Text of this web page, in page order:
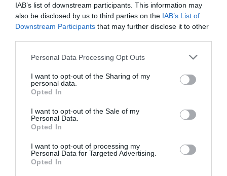
IAB’s list of downstream participants. This information may
also be disclosed by us to third parties on the IAB’s List of
Downstream Participants that may further disclose it to other
Personal Data Processing Opt Outs
I want to opt-out of the Sharing of my
personal data.
Opted In
I want to opt-out of the Sale of my
Personal Data.
Opted In
I want to opt-out of processing my
Personal Data for Targeted Advertising.
Opted In
Publicidad